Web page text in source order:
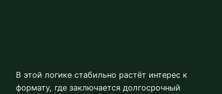
В этой логике стабильно растёт интерес к
формату, где заключается долгосрочный